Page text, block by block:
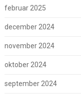
februar 2025
december 2024
november 2024
oktober 2024
september 2024